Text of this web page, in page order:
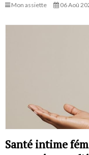
Mon assiette 06 Aoû
Santé intime